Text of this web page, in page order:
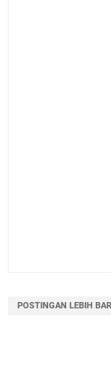
POSTINGAN LEBIH